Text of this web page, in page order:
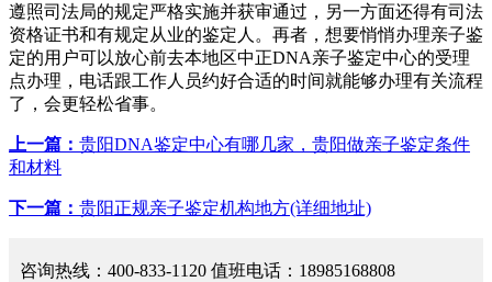
遵照司法局的规定严格实施并获审通过，另一方面还得有司法
资格证书和有规定从业的鉴定人。再者，想要悄悄办理亲子鉴
定的用户可以放心前去本地区中正DNA亲子鉴定中心的受理
点办理，电话跟工作人员约好合适的时间就能够办理有关流程
了，会更轻松省事。
上一篇： 贵阳DNA鉴定中心有哪几家，贵阳做亲子鉴定条件
和材料
下一篇： 贵阳正规亲子鉴定机构地方(详细地址)
咨询热线：400-833-1120 值班电话：18985168808